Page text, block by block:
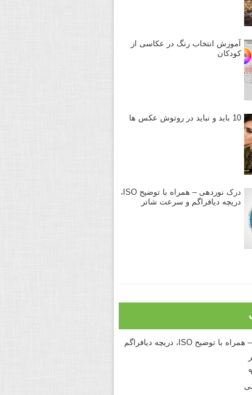
آموزش انتخاب رنگ در عکاسی از
کودکان
10 باید و نباید در روتوش عکس ها
درک نوردهی – همراه با توضیح ISO،
دریچه دیافراگم و سرعت شاتر
درک نوردهی – همراه با توضیح ISO، دریچه دیافراگم